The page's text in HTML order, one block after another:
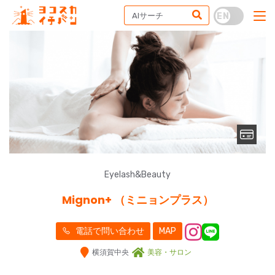
Eyelash&Beauty
Mignon+ （ミニョンプラス）
電話で問い合わせ MAP
横須賀中央 美容・サロン